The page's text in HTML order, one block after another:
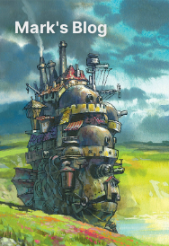
Mark's Blog